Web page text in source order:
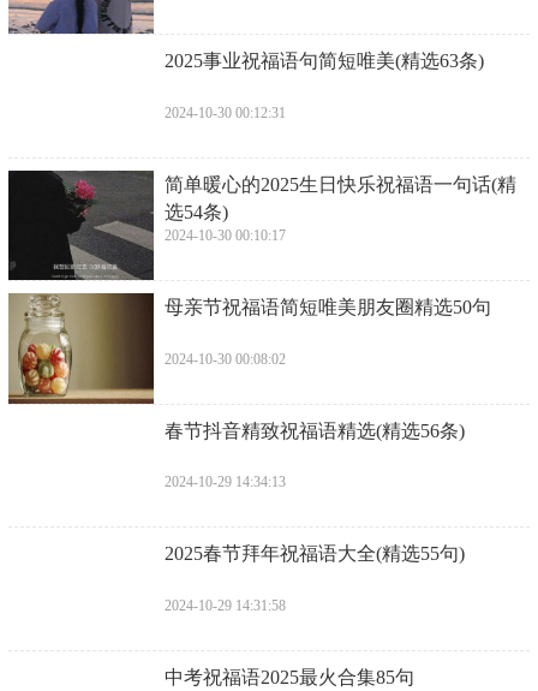
​2025事业祝福语句简短唯美(精选63条)
2024-10-30 00:12:31
​简单暖心的2025生日快乐祝福语一句话(精
选54条)
2024-10-30 00:10:17
​母亲节祝福语简短唯美朋友圈精选50句
2024-10-30 00:08:02
​春节抖音精致祝福语精选(精选56条)
2024-10-29 14:34:13
​2025春节拜年祝福语大全(精选55句)
2024-10-29 14:31:58
​中考祝福语2025最火合集85句